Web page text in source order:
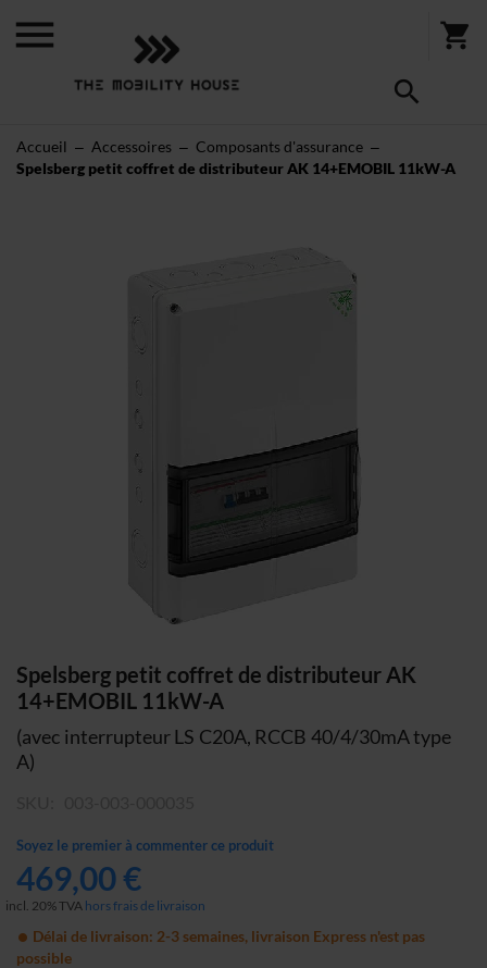
Accueil Accessoires
Composants d'assurance
Spelsberg petit coffret de distributeur AK 14+EMOBIL 11kW-A
Skip
to
beginning
of
gallery
Spelsberg petit coffret de distributeur AK
14+EMOBIL 11kW-A
(avec interrupteur LS C20A, RCCB 40/4/30mA type
A)
Soyez le premier à commenter ce produit
469,00 €
incl. 20% TVA hors frais de livraison
Délai de livraison: 2-3 semaines, livraison Express n'est pas
possible